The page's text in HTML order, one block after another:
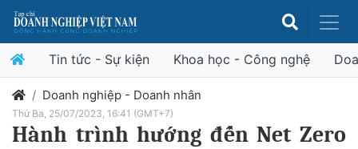
Tin tức - Sự kiện Khoa học - Công nghệ
Doanh nghiệp - Doanh nhân
Thứ Ba, 25/07/2023, 16:41 (GMT+7)
Hành trình hướng đến Net Zero